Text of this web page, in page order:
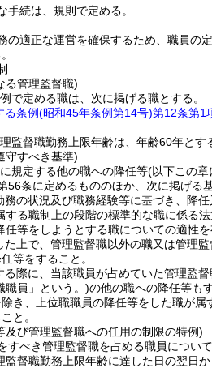
続は、規則で定める。
の適正な運営を確保するため、職員の
る管理監督職)
で定める職は、次に掲げる職とする。
る条例(昭和45年条例第14号)第12条第1
監督職勤務上限年齢は、年齢60年とす
守すべき基準)
規定する他の職への降任等(以下この章
条に定めるもののほか、次に掲げる
の状況及び職務経験等に基づき、降
する職制上の段階の標準的な職に係る
任等をしようとする職についての適性
た上で、管理監督職以外の職又は管理
等をすること。
際に、当該職員が占めていた管理監
職員」という。)の他の職への降任等も
き、上位職職員の降任等をした職が
と。
び管理監督職への任用の制限の特例)
すべき管理監督職を占める職員につ
督職勤務上限年齢に達した日の翌日